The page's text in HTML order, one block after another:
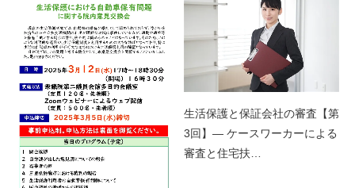
生活保護と保証会社の審査【第
3回】— ケースワーカーによる
審査と住宅扶…